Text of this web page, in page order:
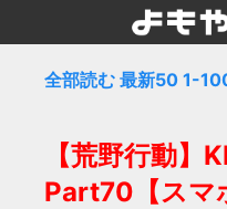
全部読む 最新50 1-
【荒野行動】
Part70【スマ